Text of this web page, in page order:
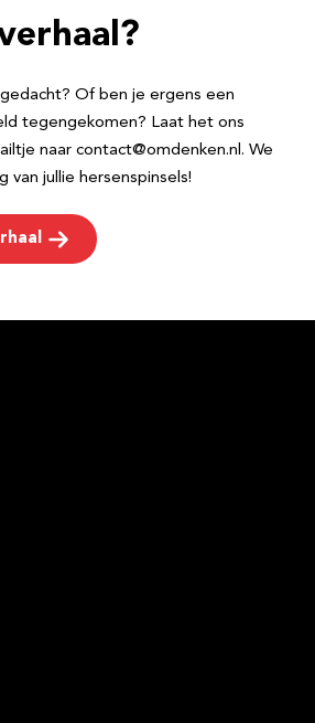
Of ben je ergens een
tegengekomen? Laat het ons
naar contact@omdenken.nl. We
van jullie hersenspinsels!